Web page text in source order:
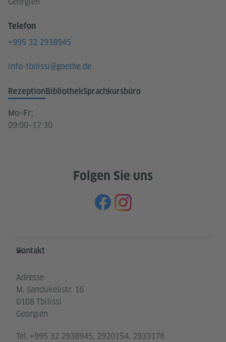
Telefon
+995 32 2938945
info-tbilissi@goethe.de
RezeptionBibliothekSprachkursbüro
Mo–Fr:
09:00–17:30
Folgen Sie uns
Service- und Informationsbereich
Kontakt
Adresse
M. Sandukelistr. 16
0108 Tbilissi
Georgien
Tel. +995 32 2938945, 2920154, 2933178